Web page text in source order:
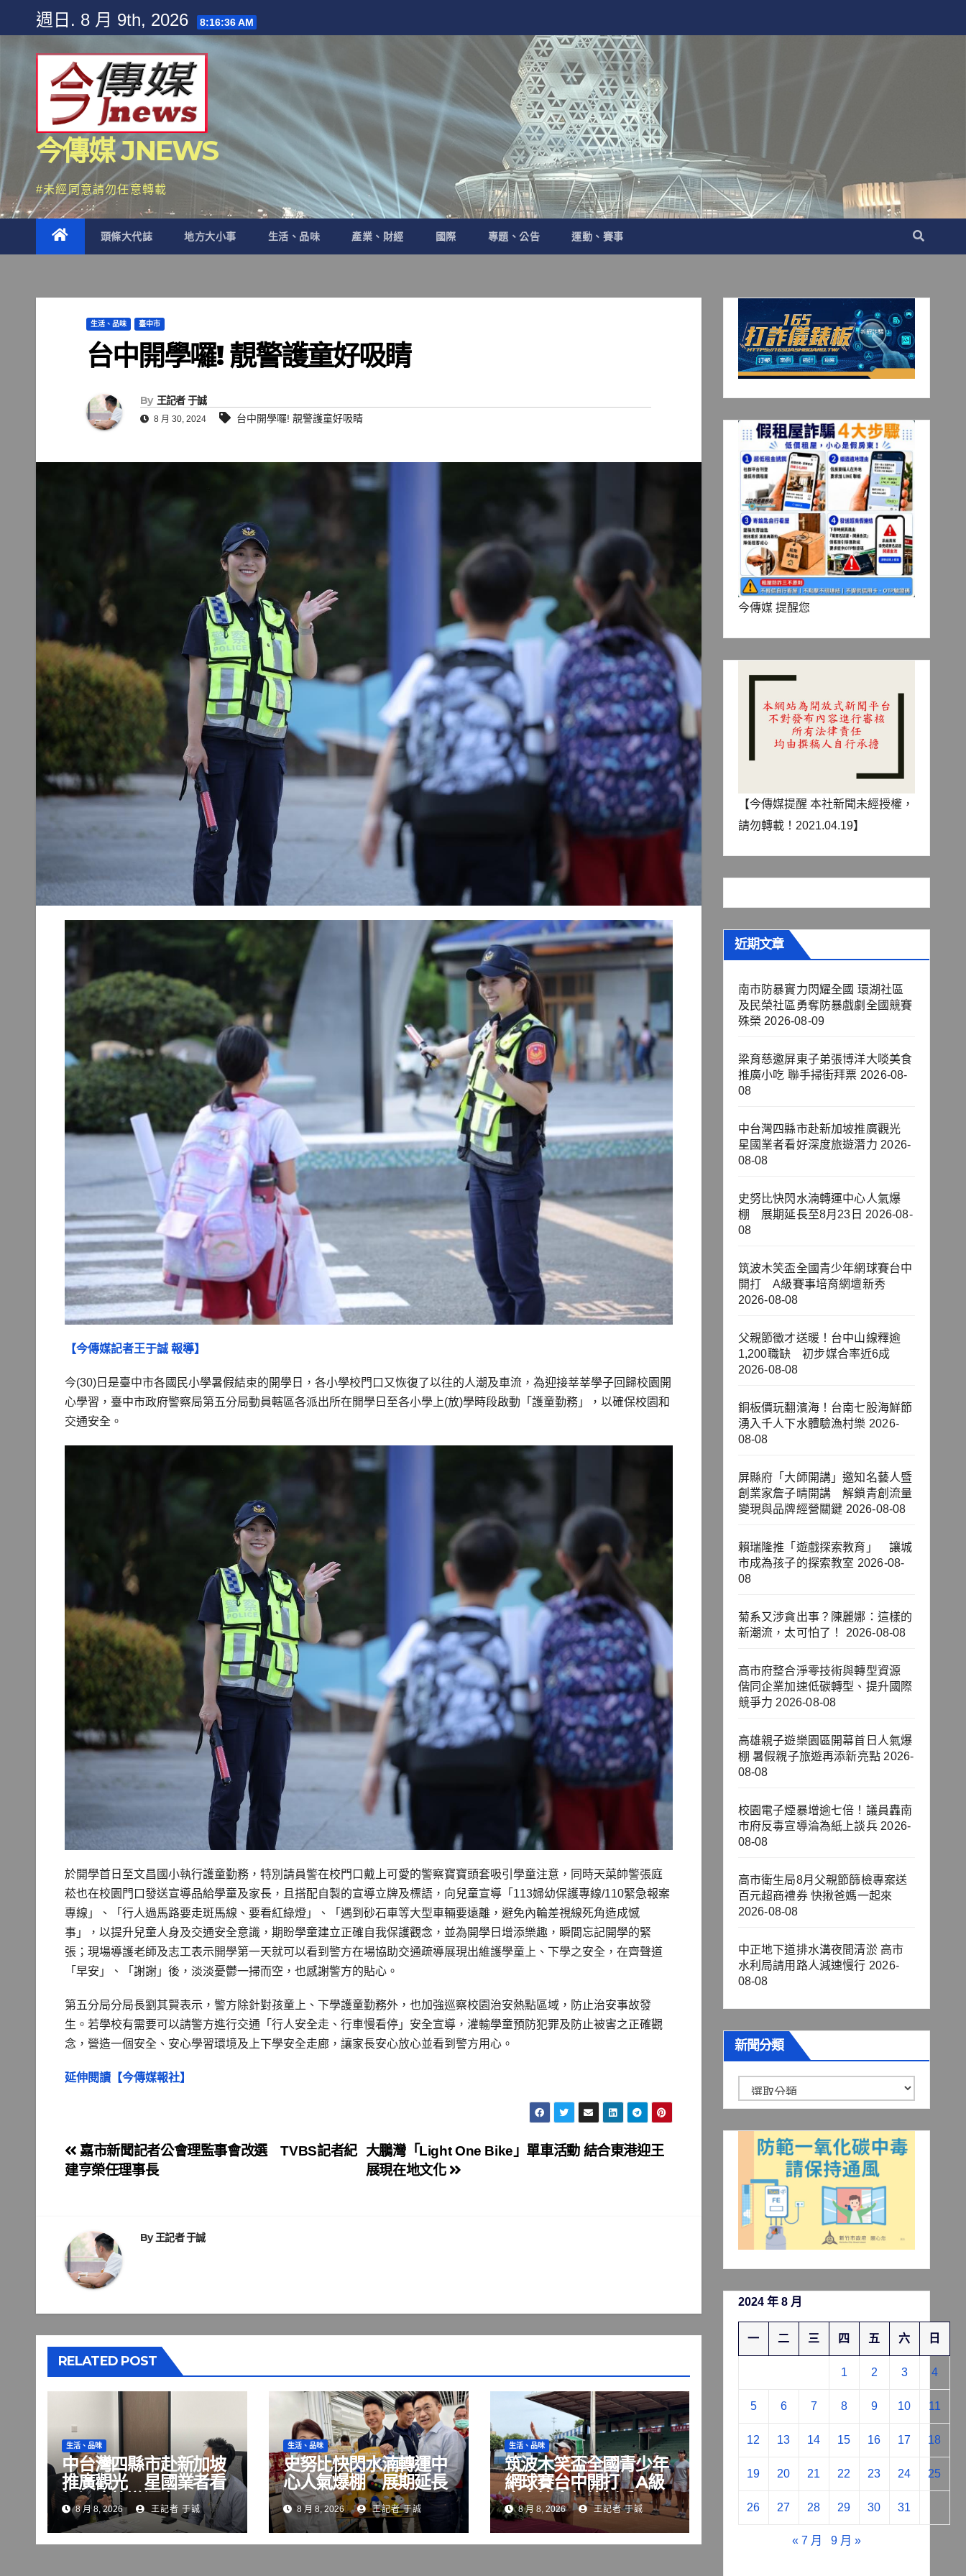
content
週日. 8 月 9th, 2026 8:16:38 AM
今傳媒 JNEWS
#未經同意請勿任意轉載
頭條大代誌 地方大小事 生活、品味 產業、財經 國際 專題、公告 運動、賽事
生活、品味 臺中市
台中開學囉! 靚警護童好吸睛
By 王記者 于誠
8 月 30, 2024 台中開學囉! 靚警護童好吸睛
【今傳媒記者王于誠 報導】
今(30)日是臺中市各國民小學暑假結束的開學日，各小學校門口又恢復了以往的人潮及車流，為迎接莘莘學子回歸校園開
心學習，臺中市政府警察局第五分局動員轄區各派出所在開學日至各小學上(放)學時段啟動「護童勤務」，以確保校園和
交通安全。
於開學首日至文昌國小執行護童勤務，特別請員警在校門口戴上可愛的警察寶寶頭套吸引學童注意，同時天菜帥警張庭
菘也在校園門口發送宣導品給學童及家長，且搭配自製的宣導立牌及標語，向兒童宣導「113婦幼保護專線/110緊急報案
專線」、「行人過馬路要走斑馬線、要看紅綠燈」、「遇到砂石車等大型車輛要遠離，避免內輪差視線死角造成憾
事」，以提升兒童人身及交通安全意識，期盼學童建立正確自我保護觀念，並為開學日增添樂趣，瞬間忘記開學的緊
張；現場導護老師及志工表示開學第一天就可以看到警方在場協助交通疏導展現出維護學童上、下學之安全，在齊聲道
「早安」、「謝謝」後，淡淡憂鬱一掃而空，也感謝警方的貼心。
第五分局分局長劉其賢表示，警方除針對孩童上、下學護童勤務外，也加強巡察校園治安熱點區域，防止治安事故發
生。若學校有需要可以請警方進行交通「行人安全走、行車慢看停」安全宣導，灌輸學童預防犯罪及防止被害之正確觀
念，營造一個安全、安心學習環境及上下學安全走廊，讓家長安心放心並看到警方用心。
延伸閱讀【今傳媒報社】
文
章
覽
大鵬灣「Light One Bike」單車活動 結合東港迎王
展現在地文化
嘉市新聞記者公會理監事會改選 TVBS記者紀
建亨榮任理事長
By王記者 于誠
RELATED POST
生活、品味
中台灣四縣市赴新加坡
推廣觀光 星國業者看
好深度旅遊潛力
8 月 8, 2026 王記者 于誠
生活、品味
史努比快閃水湳轉運中
心人氣爆棚 展期延長
至8月23日
8 月 8, 2026 王記者 于誠
生活、品味
筑波木笑盃全國青少年
網球賽台中開打 A級
賽事培育網壇新秀
8 月 8, 2026 王記者 于誠
今傳媒 提醒您
【今傳媒提醒 本社新聞未經授權，
請勿轉載！2021.04.19】
近期文章
南市防暴實力閃耀全國 環湖社區
及民榮社區勇奪防暴戲劇全國競賽
殊榮 2026-08-09
梁育慈邀屏東子弟張博洋大啖美食
推廣小吃 聯手掃街拜票 2026-08-
08
中台灣四縣市赴新加坡推廣觀光
星國業者看好深度旅遊潛力 2026-
08-08
史努比快閃水湳轉運中心人氣爆
棚 展期延長至8月23日 2026-08-
08
筑波木笑盃全國青少年網球賽台中
開打 A級賽事培育網壇新秀
2026-08-08
父親節徵才送暖！台中山線釋逾
1,200職缺 初步媒合率近6成
2026-08-08
銅板價玩翻濱海！台南七股海鮮節
湧入千人下水體驗漁村樂 2026-
08-08
屏縣府「大師開講」邀知名藝人暨
創業家詹子晴開講 解鎖青創流量
變現與品牌經營關鍵 2026-08-08
賴瑞隆推「遊戲探索教育」 讓城
市成為孩子的探索教室 2026-08-
08
菊系又涉貪出事？陳麗娜：這樣的
新潮流，太可怕了！
2026-08-08
高市府整合淨零技術與轉型資源
偕同企業加速低碳轉型、提升國際
競爭力 2026-08-08
高雄親子遊樂園區開幕首日人氣爆
棚 暑假親子旅遊再添新亮點 2026-
08-08
校園電子煙暴增逾七倍！議員轟南
市府反毒宣導淪為紙上談兵 2026-
08-08
高市衛生局8月父親節篩檢專案送
百元超商禮券 快揪爸媽一起來
2026-08-08
中正地下道排水溝夜間清淤 高市
水利局請用路人減速慢行 2026-
08-08
新聞分類
聞
分
2024 年 8 月
一 二 三 四 五 六 日
1 2 3 4
5 6 7 8 9 10 11
12 13 14 15 16 17 18
19 20 21 22 23 24 25
26 27 28 29 30 31
« 7 月 9 月 »